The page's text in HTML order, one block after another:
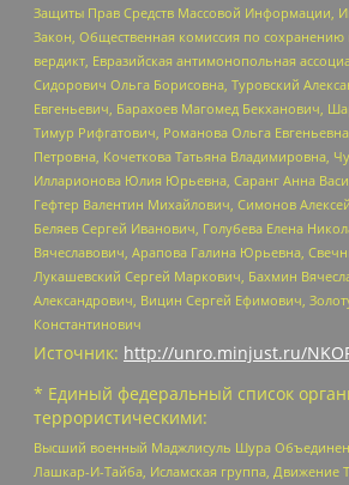
Защиты Прав Средств Массовой Информации,
Закон, Общественная комиссия по
вердикт, Евразийская антимонопольная
Сидорович Ольга Борисовна, Туровский
Евгеньевич, Барахоев Магомед Бекханович,
Тимур Рифгатович, Романова Ольга
Петровна, Кочеткова Татьяна Владимировна,
Илларионова Юлия Юрьевна, Саранг Анна
Гефтер Валентин Михайлович, Симонов
Беляев Сергей Иванович, Голубева Елена
Вячеславович, Арапова Галина Юрьевна,
Лукашевский Сергей Маркович, Бахмин
Александрович, Вицин Сергей Ефимович,
Константинович
Источник: http://unro.minjust.ru/
* Единый федеральный список
террористическими:
Высший военный Маджлисуль Шура
Лашкар-И-Тайба, Исламская группа, Движение